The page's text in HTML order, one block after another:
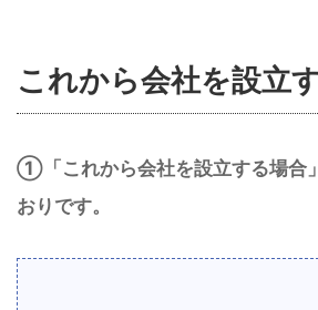
これから会社を設立
①「これから会社を設立する場合
おりです。